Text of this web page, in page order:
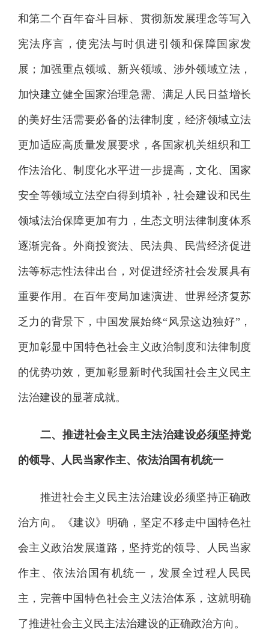
和第二个百年奋斗目标、贯彻新发展理念等写入
宪法序言，使宪法与时俱进引领和保障国家发
展；加强重点领域、新兴领域、涉外领域立法，
加快建立健全国家治理急需、满足人民日益增长
的美好生活需要必备的法律制度，经济领域立法
更加适应高质量发展要求，各国家机关组织和工
作法治化、制度化水平进一步提高，文化、国家
安全等领域立法空白得到填补，社会建设和民生
领域法治保障更加有力，生态文明法律制度体系
逐渐完备。外商投资法、民法典、民营经济促进
法等标志性法律出台，对促进经济社会发展具有
重要作用。在百年变局加速演进、世界经济复苏
乏力的背景下，中国发展始终“风景这边独好”，
更加彰显中国特色社会主义政治制度和法律制度
的优势功效，更加彰显新时代我国社会主义民主
法治建设的显著成就。
二、推进社会主义民主法治建设必须坚持党
的领导、人民当家作主、依法治国有机统一
推进社会主义民主法治建设必须坚持正确政
治方向。《建议》明确，坚定不移走中国特色社
会主义政治发展道路，坚持党的领导、人民当家
作主、依法治国有机统一，发展全过程人民民
主，完善中国特色社会主义法治体系，这就明确
了推进社会主义民主法治建设的正确政治方向。